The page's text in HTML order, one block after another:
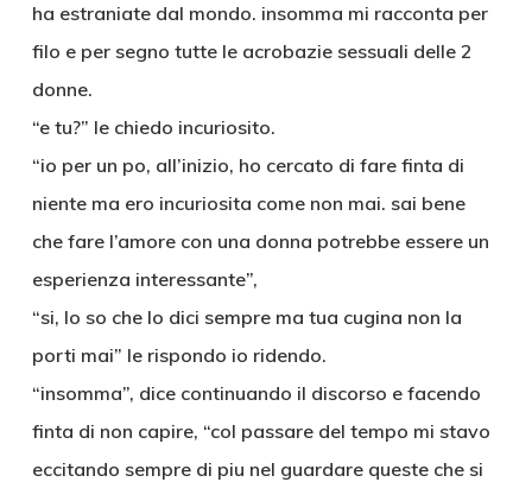
ha estraniate dal mondo. insomma mi racconta per
filo e per segno tutte le acrobazie sessuali delle 2
donne.
“e tu?” le chiedo incuriosito.
“io per un po, all’inizio, ho cercato di fare finta di
niente ma ero incuriosita come non mai. sai bene
che fare l’amore con una donna potrebbe essere un
esperienza interessante”,
“si, lo so che lo dici sempre ma tua cugina non la
porti mai” le rispondo io ridendo.
“insomma”, dice continuando il discorso e facendo
finta di non capire, “col passare del tempo mi stavo
eccitando sempre di piu nel guardare queste che si